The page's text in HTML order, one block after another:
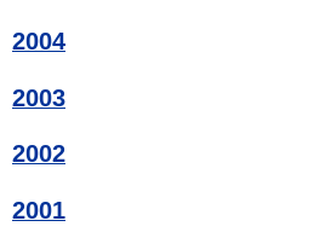
2004
2003
2002
2001